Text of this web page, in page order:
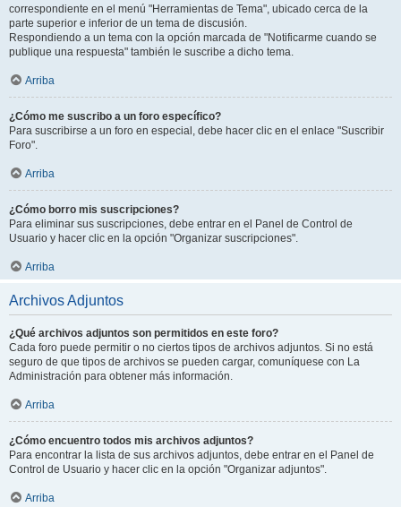
correspondiente en el menú "Herramientas de Tema", ubicado cerca de la
parte superior e inferior de un tema de discusión.
Respondiendo a un tema con la opción marcada de "Notificarme cuando se
publique una respuesta" también le suscribe a dicho tema.
Arriba
¿Cómo me suscribo a un foro específico?
Para suscribirse a un foro en especial, debe hacer clic en el enlace "Suscribir
Foro".
Arriba
¿Cómo borro mis suscripciones?
Para eliminar sus suscripciones, debe entrar en el Panel de Control de
Usuario y hacer clic en la opción "Organizar suscripciones".
Arriba
Archivos Adjuntos
¿Qué archivos adjuntos son permitidos en este foro?
Cada foro puede permitir o no ciertos tipos de archivos adjuntos. Si no está
seguro de que tipos de archivos se pueden cargar, comuníquese con La
Administración para obtener más información.
Arriba
¿Cómo encuentro todos mis archivos adjuntos?
Para encontrar la lista de sus archivos adjuntos, debe entrar en el Panel de
Control de Usuario y hacer clic en la opción "Organizar adjuntos".
Arriba